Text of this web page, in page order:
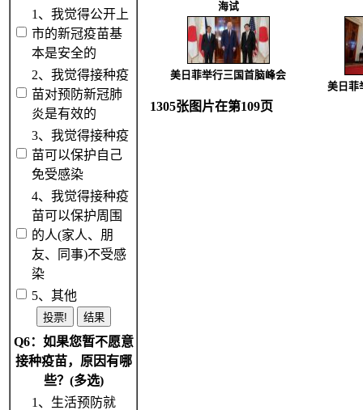
1、我觉得公开上
市的新冠疫苗基
本是安全的
2、我觉得接种疫
苗对预防新冠肺
炎是有效的
3、我觉得接种疫
苗可以保护自己
免受感染
4、我觉得接种疫
苗可以保护周围
的人(家人、朋
友、同事)不受感
染
5、其他
Q6：如果您暂不愿意
接种疫苗，原因有哪
些？(多选)
1、生活预防就
海试
美日菲举行三国首脑峰会
美日菲
1305张图片在第109页